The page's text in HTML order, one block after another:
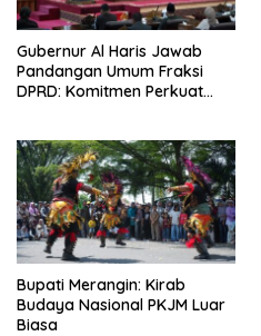
Gubernur Al Haris Jawab
Pandangan Umum Fraksi
DPRD: Komitmen Perkuat
Bupati Merangin: Kirab
Budaya Nasional PKJM Luar
Biasa